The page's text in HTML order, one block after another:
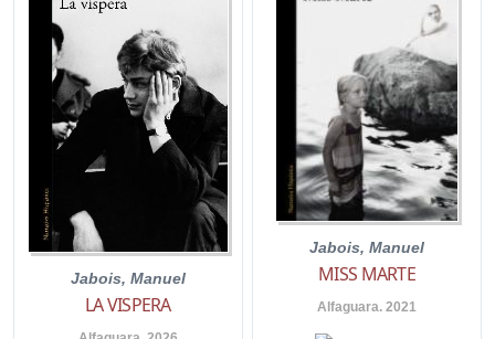
Jabois, Manuel
LA VISPERA
Jabois, Manuel
MISS MARTE
Alfaguara. 2021